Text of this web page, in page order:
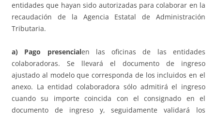
entidades que hayan sido autorizadas para colaborar en la
recaudación de la Agencia Estatal de Administración
Tributaria.
a) Pago presencialen las oficinas de las entidades
colaboradoras. Se llevará el documento de ingreso
ajustado al modelo que corresponda de los incluidos en el
anexo. La entidad colaboradora sólo admitirá el ingreso
cuando su importe coincida con el consignado en el
documento de ingreso y, seguidamente validará los